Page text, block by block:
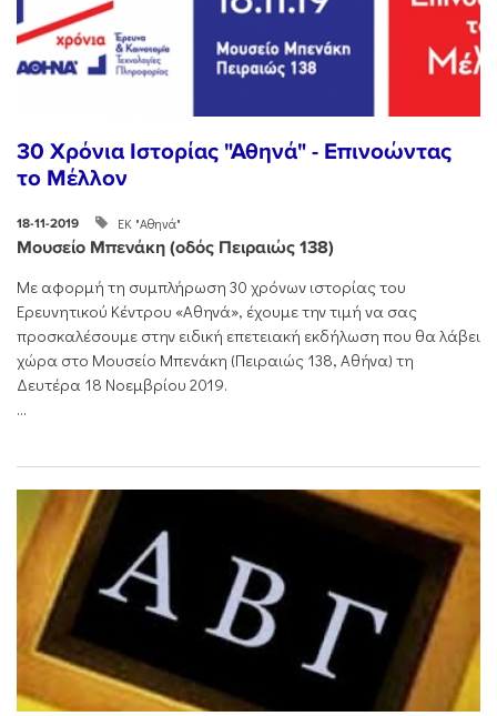
30 Χρόνια Ιστορίας "Αθηνά" - Επινοώντας
το Μέλλον
18-11-2019 ΕΚ "Αθηνά"
Μουσείο Μπενάκη (οδός Πειραιώς 138)
Με αφορμή τη συμπλήρωση 30 χρόνων ιστορίας του
Ερευνητικού Κέντρου «Αθηνά», έχουμε την τιμή να σας
προσκαλέσουμε στην ειδική επετειακή εκδήλωση που θα λάβει
χώρα στο Μουσείο Μπενάκη (Πειραιώς 138, Αθήνα) τη
Δευτέρα 18 Νοεμβρίου 2019.
...